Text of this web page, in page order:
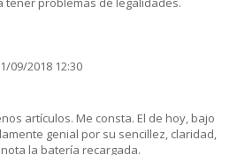
09/2018 12:30
artículos. Me consta. El de hoy, bajo
genial por su sencillez, claridad,
la batería recargada.